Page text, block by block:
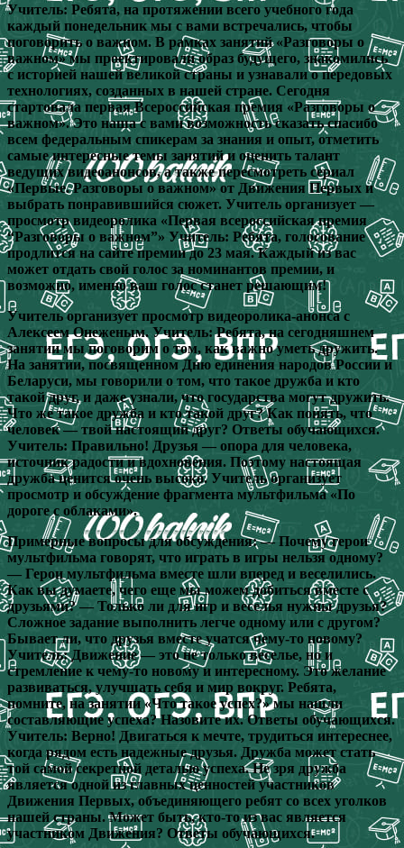
Учитель: Ребята, на протяжении всего учебного года
каждый понедельник мы с вами встречались, чтобы
поговорить о важном. В рамках занятий «Разговоры о
важном» мы проектировали образ будущего, знакомились
с историей нашей великой страны и узнавали о передовых
технологиях, созданных в нашей стране. Сегодня
стартовала первая Всероссийская премия «Разговоры о
важном». Это наша с вами возможность сказать спасибо
всем федеральным спикерам за знания и опыт, отметить
самые интересные темы занятий и оценить талант
ведущих видеоанонсов, а также пересмотреть сериал
«Первые. Разговоры о важном» от Движения Первых и
выбрать понравившийся сюжет. Учитель организует —
просмотр видеоролика «Первая всероссийская премия
“Разговоры о важном”» Учитель: Ребята, голосование
продлится на сайте премии до 23 мая. Каждый из вас
может отдать свой голос за номинантов премии, и
возможно, именно ваш голос станет решающим!
Учитель организует просмотр видеоролика-анонса с
Алексеем Онеженым. Учитель: Ребята, на сегодняшнем
занятии мы поговорим о том, как важно уметь дружить.
На занятии, посвященном Дню единения народов России и
Беларуси, мы говорили о том, что такое дружба и кто
такой друг, и даже узнали, что государства могут дружить.
Что же такое дружба и кто такой друг? Как понять, что
человек — твой настоящий друг? Ответы обучающихся.
Учитель: Правильно! Друзья — опора для человека,
источник радости и вдохновения. Поэтому настоящая
дружба ценится очень высоко. Учитель организует
просмотр и обсуждение фрагмента мультфильма «По
дороге с облаками».
Примерные вопросы для обсуждения: — Почему герои
мультфильма говорят, что играть в игры нельзя одному?
— Герои мультфильма вместе шли вперед и веселились.
Как вы думаете, чего еще мы можем добиться вместе с
друзьями? — Только ли для игр и веселья нужны друзья?
Сложное задание выполнить легче одному или с другом?
Бывает ли, что друзья вместе учатся чему-то новому?
Учитель: Движение — это не только веселье, но и
стремление к чему-то новому и интересному. Это желание
развиваться, улучшать себя и мир вокруг. Ребята,
помните, на занятии «Что такое успех?» мы нашли
составляющие успеха? Назовите их. Ответы обучающихся.
Учитель: Верно! Двигаться к мечте, трудиться интереснее,
когда рядом есть надежные друзья. Дружба может стать
той самой секретной деталью успеха. Не зря дружба
является одной из главных ценностей участников
Движения Первых, объединяющего ребят со всех уголков
нашей страны. Может быть, кто-то из вас является
участником Движения? Ответы обучающихся.